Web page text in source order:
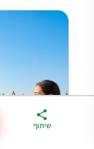
ארגז הכלים שלי
לטיול בצרפת
שיתוף